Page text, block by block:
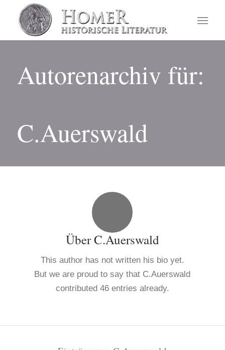
Autorenarchiv für:
C.Auerswald
ÜberC.Auerswald
This author has not written his bio yet.
But we are proud to say that C.Auerswald
contributed 46 entries already.